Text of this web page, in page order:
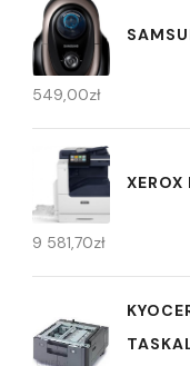
549,00zł
XEROX
9 581,70zł